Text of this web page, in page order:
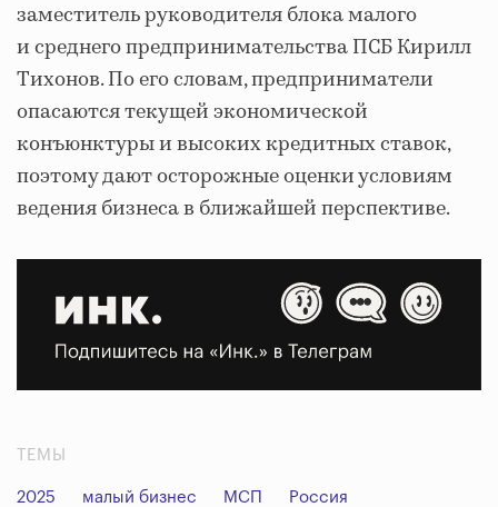
заместитель руководителя блока малого
и среднего предпринимательства ПСБ Кирилл
Тихонов. По его словам, предприниматели
опасаются текущей экономической
конъюнктуры и высоких кредитных ставок,
поэтому дают осторожные оценки условиям
ведения бизнеса в ближайшей перспективе.
ТЕМЫ
2025 малый бизнес МСП Россия